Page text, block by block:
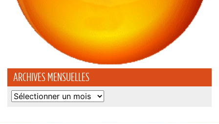
ARCHIVES MENSUELLES
Archives